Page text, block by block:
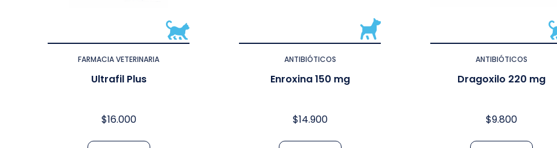
FARMACIA VETERINARIA
Ultrafil Plus
$16.000
ANTIBIÓTICOS
Enroxina 150 mg
$14.900
ANTIBIÓTICOS
Dragoxilo 220 mg
$9.800